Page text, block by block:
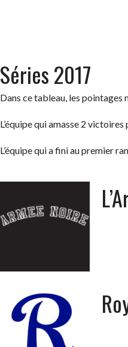
Séries 2017
Dans ce tableau, les pointages
L’équipe qui amasse 2
L’équipe qui a fini au premier